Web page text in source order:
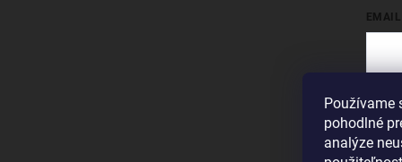
Používame
pohodlné
analýze
EMAIL